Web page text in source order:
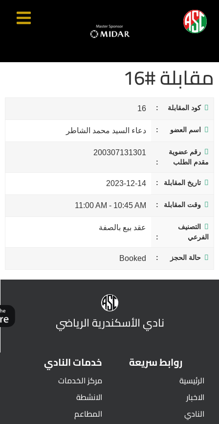
مقابلة #16
كود المقابلة 16
اسم العضو دعاء السيد محمد الشاطر
رقم عضوية
مقدم الطلب
200307131301
تاريخ المقابلة 2023-12-14
وقت المقابلة 10:45 AM
-
11:00 AM
التصنيف
الفرعي
عقد بيع بالصفة
حالة الحجز Booked
نادي الأسكندرية الرياضي
روابط سريعة
الرئيسية
الاخبار
النادي
خدمات النادي
مركز الخدمات
الانشطة
المطاعم